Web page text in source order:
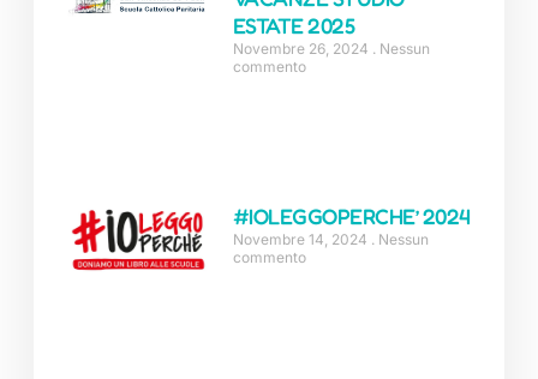
ESTATE 2025
Novembre 26, 2024
Nessun
commento
#IOLEGGOPERCHE’ 2024
Novembre 14, 2024 Nessun
commento